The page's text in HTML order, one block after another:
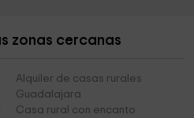
zonas cercanas
Alquiler de casas rurales
Guadalajara
Casa rural con encanto